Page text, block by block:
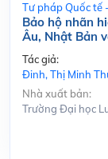
Tư pháp Quốc tế
Bảo hộ nhãn
Âu, Nhật Bản
Tác giả:
Đinh, Thị Minh
Nhà xuất bản:
Trường Đại học